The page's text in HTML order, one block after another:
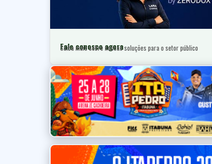
Fale conosco agora
Saiba mais sobre nossas soluções para o setor público